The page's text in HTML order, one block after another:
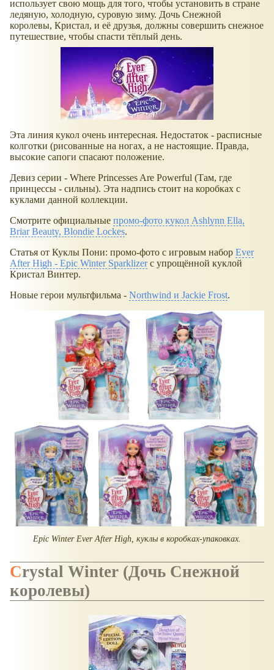
использует свою мощь для того, чтобы установить в стране
ледяную, холодную, суровую зиму. Дочь Снежной
королевы, Кристал, и её друзья, должны совершить снежное
путешествие, чтобы спасти тёплый день.
Эта линия кукол очень интересная. Недостаток - расписные
колготки (рисованные на ногах, а не настоящие. Правда,
высокие сапоги спасают положение.
Девиз серии - Where Princesses Are Powerful (Там, где
принцессы - сильны). Эта надпись стоит на коробках с
куклами данной коллекции.
Смотрите официальные промо-фото кукол Ashlynn Ella,
Briar Beauty, Blondie Lockes.
Статья от Куклы Пони: промо-фото с игровым набор Ever
After High - Epic Winter Sparklizerс упрощённой куклой
Кристал Винтер.
Новые герои мультфильма - Northwind и Jackie Frost.
Epic Winter Ever After High, куклы в коробках-упаковках.
Crystal Winter (Дочь Снежной
королевы)